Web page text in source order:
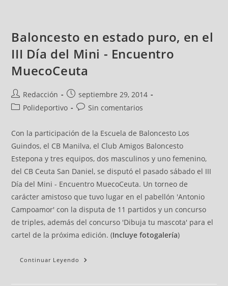
Baloncesto en estado puro, en el
III Día del Mini - Encuentro
MuecoCeuta
Redacción
septiembre 29, 2014
Polideportivo
Sin comentarios
Con la participación de la Escuela de Baloncesto Los
Guindos, el CB Manilva, el Club Amigos Baloncesto
Estepona y tres equipos, dos masculinos y uno femenino,
del CB Ceuta San Daniel, se disputó el pasado sábado el III
Día del Mini - Encuentro MuecoCeuta. Un torneo de
carácter amistoso que tuvo lugar en el pabellón 'Antonio
Campoamor' con la disputa de 11 partidos y un concurso
de triples, además del concurso 'Dibuja tu mascota' para el
cartel de la próxima edición. (Incluye fotogalería)
Continuar Leyendo